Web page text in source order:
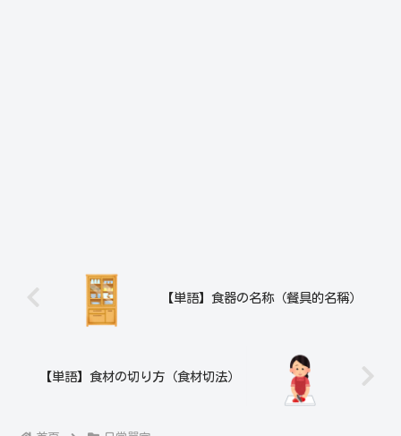
【単語】食器の名称（餐具的名稱）
【単語】食材の切り方（食材切法）